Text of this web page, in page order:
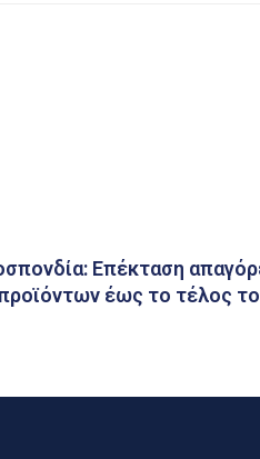
Επέκταση
έως το τέλος